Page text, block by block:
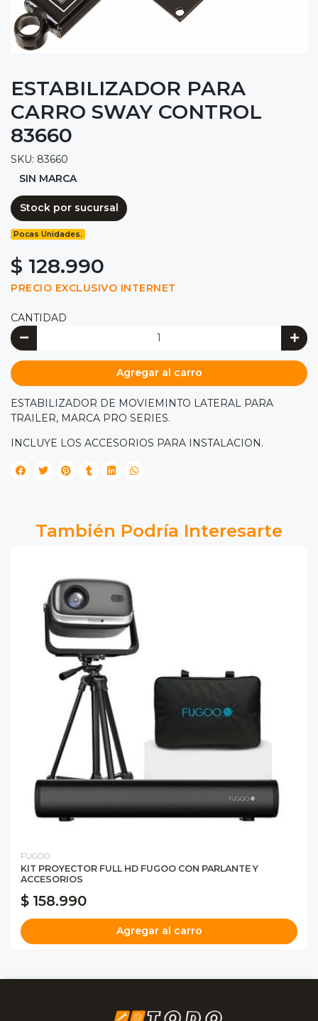
ESTABILIZADOR PARA
CARRO SWAY CONTROL
83660
SKU: 83660
SIN MARCA
Stock por sucursal
Pocas Unidades.
$ 128.990
PRECIO EXCLUSIVO INTERNET
CANTIDAD
Agregar al carro
ESTABILIZADOR DE MOVIEMINTO LATERAL PARA
TRAILER, MARCA PRO SERIES.
INCLUYE LOS ACCESORIOS PARA INSTALACION.
También Podría Interesarte
FUGOO
KIT PROYECTOR FULL HD FUGOO CON PARLANTE Y
ACCESORIOS
$ 158.990
Agregar al carro